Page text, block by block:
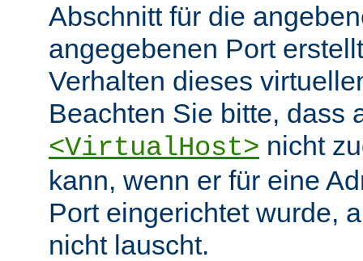
Abschnitt für die
angegebenen Port
Verhalten dieses
Beachten Sie bitte, dass
<VirtualHost> nicht
kann, wenn er für eine
Port eingerichtet wurde,
nicht lauscht.